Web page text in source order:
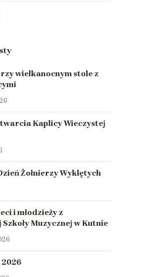
wielkanocnym stole z
Kaplicy Wieczystej
Żołnierzy Wyklętych
i młodzieży z
Muzycznej w Kutnie
2026